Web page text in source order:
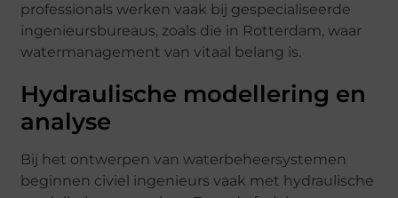
professionals werken vaak bij gespecialiseerde
ingenieursbureaus, zoals die in Rotterdam, waar
watermanagement van vitaal belang is.
Hydraulische modellering en
analyse
Bij het ontwerpen van waterbeheersystemen
beginnen civiel ingenieurs vaak met hydraulische